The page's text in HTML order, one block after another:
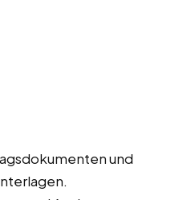
und